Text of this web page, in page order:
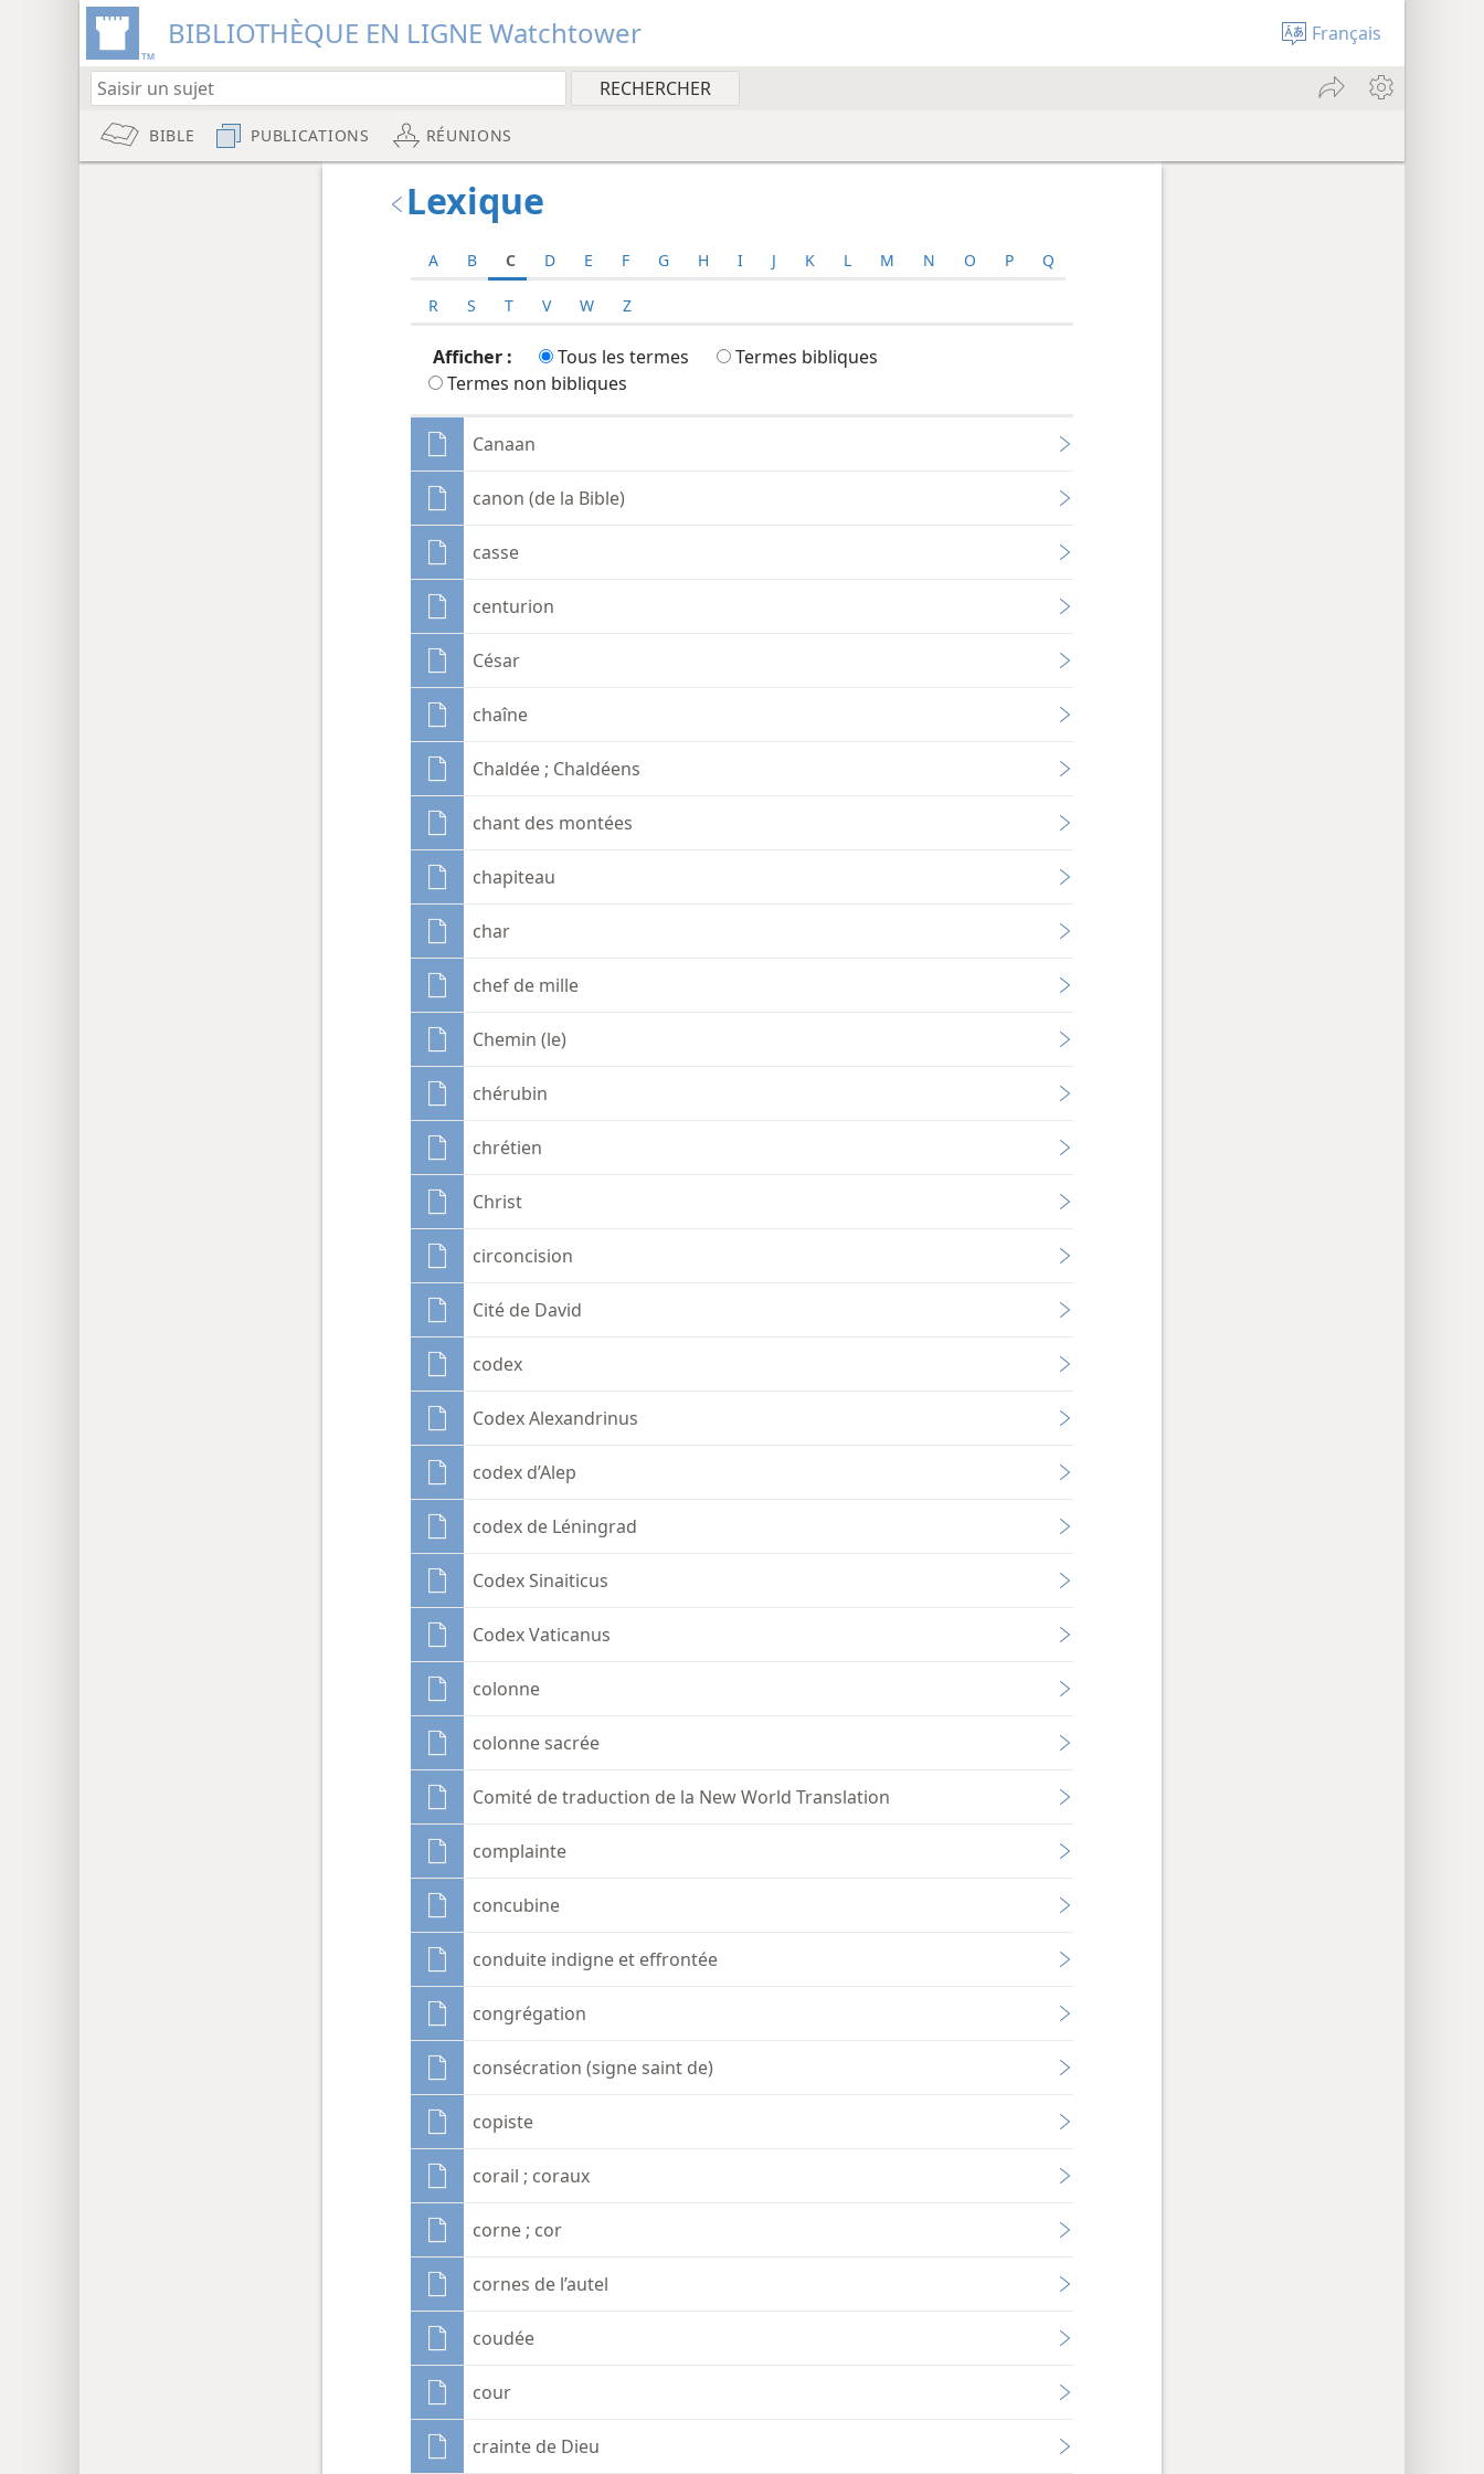
BIBLIOTHÈQUE EN LIGNE Watchtower Français
BIBLE PUBLICATIONS RÉUNIONS
Lexique
A B C D E F G H I J K L M N O P Q
R S T V W Z
Afficher : Tous les termes
Termes bibliques
Termes non bibliques
Canaan
canon (de la Bible)
casse
centurion
César
chaîne
Chaldée ; Chaldéens
chant des montées
chapiteau
char
chef de mille
Chemin (le)
chérubin
chrétien
Christ
circoncision
Cité de David
codex
Codex Alexandrinus
codex d’Alep
codex de Léningrad
Codex Sinaiticus
Codex Vaticanus
colonne
colonne sacrée
Comité de traduction de la New World Translation
complainte
concubine
conduite indigne et effrontée
congrégation
consécration (signe saint de)
copiste
corail ; coraux
corne ; cor
cornes de l’autel
coudée
cour
crainte de Dieu